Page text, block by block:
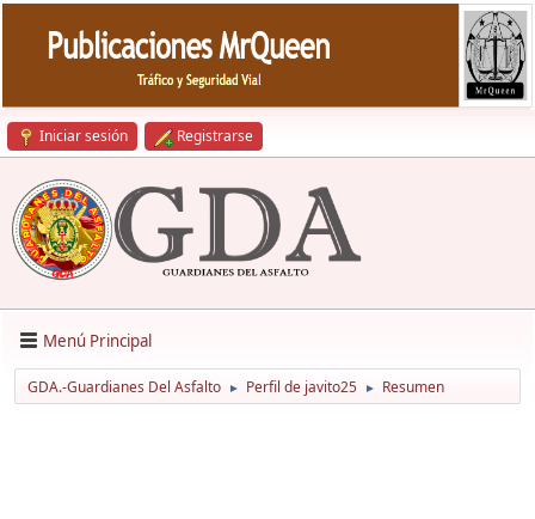
Iniciar sesión Registrarse
Menú Principal
GDA.-Guardianes Del Asfalto ► Perfil de javito25 ► Resumen